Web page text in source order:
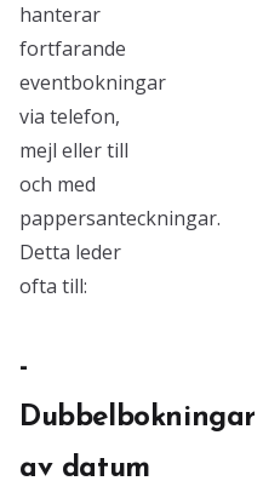
hanterar
fortfarande
eventbokningar
via telefon,
mejl eller till
och med
pappersanteckningar.
Detta leder
ofta till:
-
Dubbelbokningar
av datum